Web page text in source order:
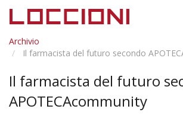
Archivio
Il farmacista del futuro secondo
Il farmacista del futuro
APOTECAcommunity